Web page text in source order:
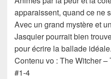
apparaissent, quand ce ne
Avec un grand mystère et
Jasquier pourrait bien
pour écrire la ballade idéale.
Contenu vo : The Witcher
#1-4